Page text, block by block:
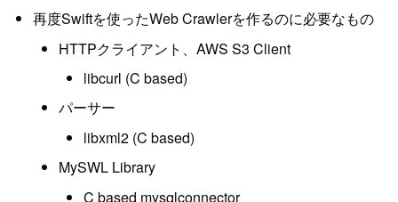
再度Swiftを使ったWeb Crawlerを作るのに必要なもの
HTTPクライアント、AWS S3 Client
libcurl (C based)
パーサー
libxml2 (C based)
MySWL Library
C based mysqlconnector